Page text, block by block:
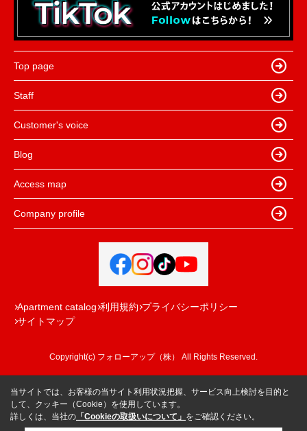
Top page
Staff
Customer's voice
Blog
Access map
Company profile
Apartment catalog 利用規約 プライバシーポリシー
サイトマップ
Copyright(c) フォローアップ（株） All Rights Reserved.
当サイトでは、お客様の当サイト利用状況把握、サービス向上検討を目的と
して、クッキー（Cookie）を使用しています。
詳しくは、当社の 「Cookieの取扱いについて」 をご確認ください。